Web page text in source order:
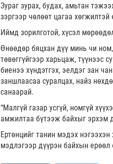
Зураг зурах, будах, амьтан
зэргээр чөлөөт цагаа
Иймд зорилготой, хүсэл
Өнөөдөр бяцхан дүү минь чи ном,
төвөггүйгээр харьцаж, түүнээс
биенээ хүндэтгэх, эелдэг зан
заншлаасаа суралцах, найз
санаарай.
“Малгүй газар усгүй, номгүй
амжилтаа бүтээж байхыг эрхэм
Ертөнцийг танин мэдэх
мэдлэгээр дүүрэн байхын ерөөл